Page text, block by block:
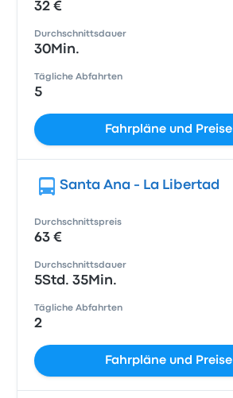
32 €
Durchschnittsdauer
30Min.
Tägliche Abfahrten
5
Fahrpläne und Preise
Santa Ana - La Libertad
Durchschnittspreis
63 €
Durchschnittsdauer
5Std. 35Min.
Tägliche Abfahrten
2
Fahrpläne und Preise